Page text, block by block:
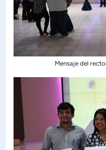
Mensaje del